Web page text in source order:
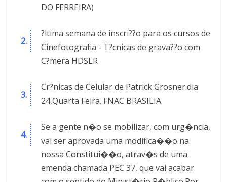
DO FERREIRA)
?ltima semana de inscri??o para os cursos de
Cinefotografia - T?cnicas de grava??o com
C?mera HDSLR
Cr?nicas de Celular de Patrick Grosner.dia
24,Quarta Feira. FNAC BRASILIA.
Se a gente n�o se mobilizar, com urg�ncia,
vai ser aprovada uma modifica��o na
nossa Constitui��o, atrav�s de uma
emenda chamada PEC 37, que vai acabar